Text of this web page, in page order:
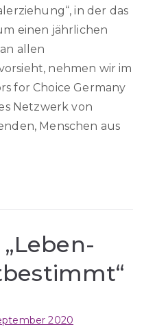
in der das
einen jährlichen
allen
nehmen wir im
for Choice Germany
Netzwerk von
Menschen aus
2020